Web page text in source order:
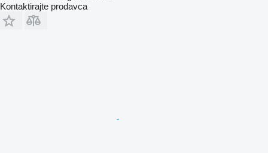
Kontaktirajte prodavca